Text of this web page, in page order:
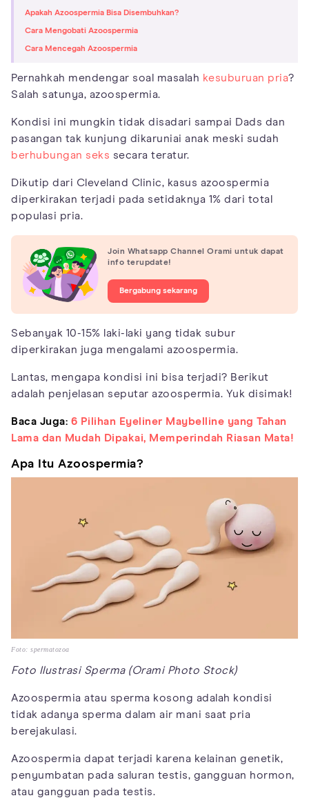
Apakah Azoospermia Bisa Disembuhkan?
Cara Mengobati Azoospermia
Cara Mencegah Azoospermia
Pernahkah mendengar soal masalah kesuburuan pria?
Salah satunya, azoospermia.
Kondisi ini mungkin tidak disadari sampai Dads dan
pasangan tak kunjung dikaruniai anak meski sudah
berhubungan seks secara teratur.
Dikutip dari Cleveland Clinic, kasus azoospermia
diperkirakan terjadi pada setidaknya 1% dari total
populasi pria.
Join Whatsapp Channel Orami untuk dapat
info terupdate!
Bergabung sekarang
Sebanyak 10-15% laki-laki yang tidak subur
diperkirakan juga mengalami azoospermia.
Lantas, mengapa kondisi ini bisa terjadi? Berikut
adalah penjelasan seputar azoospermia. Yuk disimak!
Baca Juga: 6 Pilihan Eyeliner Maybelline yang Tahan
Lama dan Mudah Dipakai, Memperindah Riasan Mata!
Apa Itu Azoospermia?
Foto: spermatozoa
Foto Ilustrasi Sperma (Orami Photo Stock)
Azoospermia atau sperma kosong adalah kondisi
tidak adanya sperma dalam air mani saat pria
berejakulasi.
Azoospermia dapat terjadi karena kelainan genetik,
penyumbatan pada saluran testis, gangguan hormon,
atau gangguan pada testis.